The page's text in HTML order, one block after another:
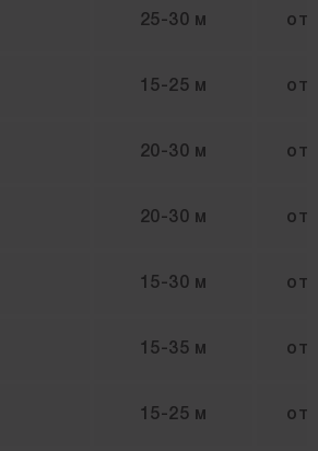
25-30 м от
15-25 м от
20-30 м от
20-30 м от
15-30 м от
15-35 м от
15-25 м от